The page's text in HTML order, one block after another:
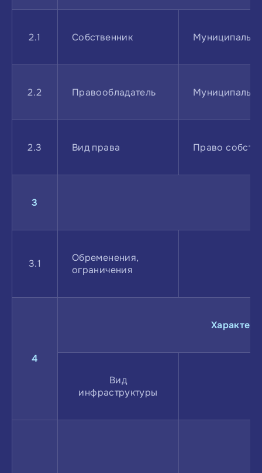
2.1 Собственник
2.2 Правообладатель
2.3 Вид права Право
3
3.1
Обременения,
ограничения
4
Вид
инфраструктуры